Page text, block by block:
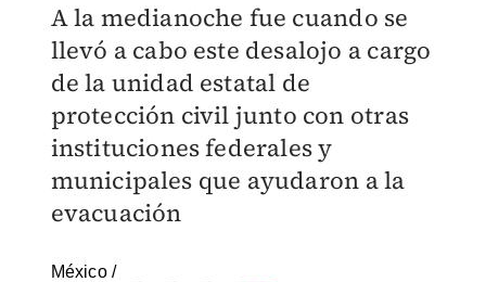
A la medianoche fue cuando se
llevó a cabo este desalojo a cargo
de la unidad estatal de
protección civil junto con otras
instituciones federales y
municipales que ayudaron a la
evacuación
México/